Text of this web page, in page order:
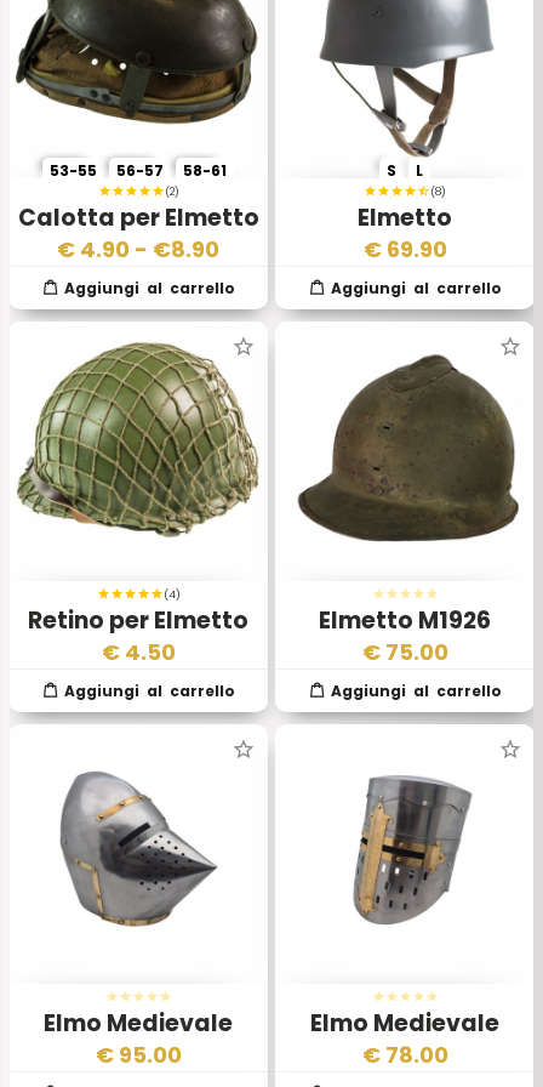
(2)
Calotta per Elmetto
Mod 89
53-55 56-57 58-61
€ 4.90 - €8.90
(8)
Elmetto
Fallschimjager
S L
€ 69.90
(4)
Retino per Elmetto
KL
€ 4.50
Elmetto M1926
Adrian Esercito
Francese
€ 75.00
Elmo Medievale
Becco di Passero –
€ 95.00
Elmo Medievale
Pentolare con Croce
€ 78.00